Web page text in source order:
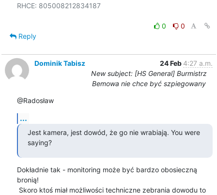
RHCE: 805008212834187
0
0
Reply
Dominik Tabisz 24 Feb 4:27 a.m.
New subject: [HS General] Burmistrz
Bemowa nie chce być szpiegowany
@Radosław
...
Jest kamera, jest dowód, że go nie wrabiają. You were
saying?
Dokładnie tak - monitoring może być bardzo obosieczną
bronią!